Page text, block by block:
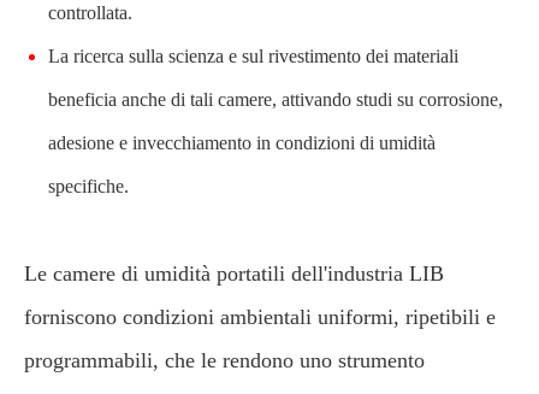
controllata.
La ricerca sulla scienza e sul rivestimento dei materiali
beneficia anche di tali camere, attivando studi su corrosione,
adesione e invecchiamento in condizioni di umidità
specifiche.
Le camere di umidità portatili dell'industria LIB
forniscono condizioni ambientali uniformi, ripetibili e
programmabili, che le rendono uno strumento